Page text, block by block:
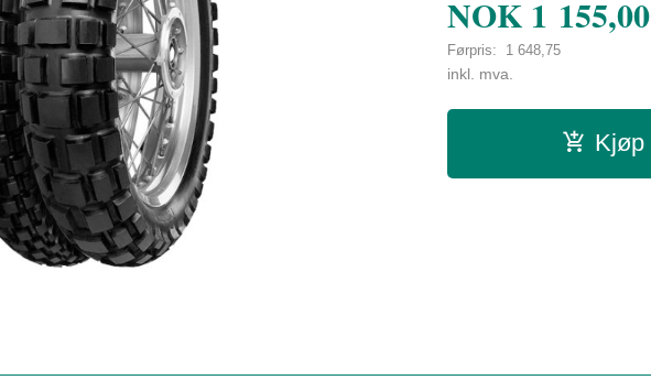
NOK 1 155,00
Førpris: 1 648,75
Rabatt
inkl. mva.
Kjøp